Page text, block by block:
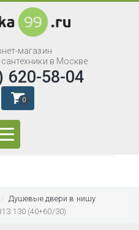
магазин
в Москве
620-58-04
0
Душевые двери в нишу
130 (40+60/30)